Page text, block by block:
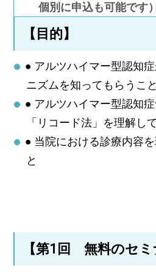
個別に申込も可能です）
【目的】
● アルツハイマー型認知
ニズムを知ってもらうこと
● アルツハイマー型認知
「リコード法」を理解し
● 当院における診療内容
と
【第1回 無料のセミ